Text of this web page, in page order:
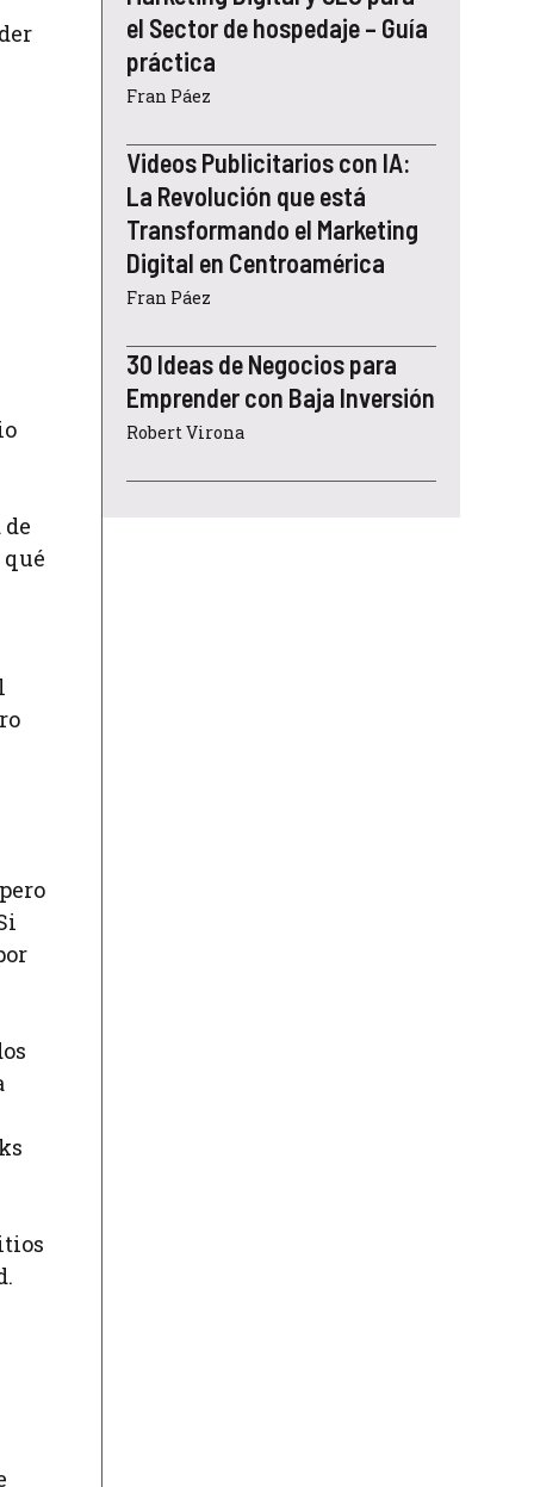
qué
el Sector de hospedaje – Guía
práctica
Fran Páez
Videos Publicitarios con IA:
La Revolución que está
Transformando el Marketing
Digital en Centroamérica
Fran Páez
30 Ideas de Negocios para
Emprender con Baja Inversión
Robert Virona